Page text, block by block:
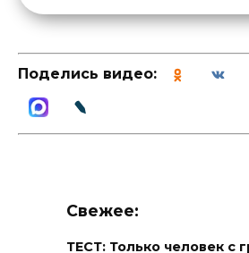
Поделись видео:
Свежее:
ТЕСТ: Только человек с